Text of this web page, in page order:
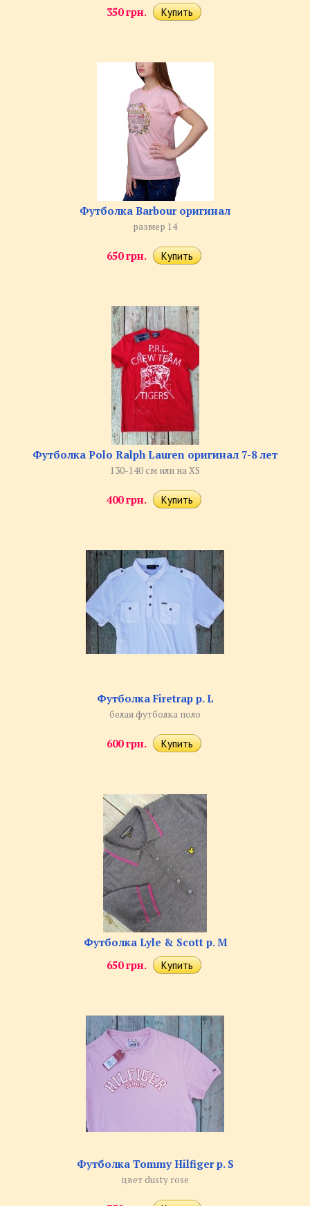
350 грн.
Футболка Barbour оригинал
размер 14
650 грн.
Футболка Polo Ralph Lauren оригинал 7-8 лет
130-140 см или на XS
400 грн.
​Футболка Firetrap р. L
белая футболка поло
600 грн.
Футболка Lyle & Scott р. M
650 грн.
Футболка Tommy Hilfiger р. S
цвет dusty rose